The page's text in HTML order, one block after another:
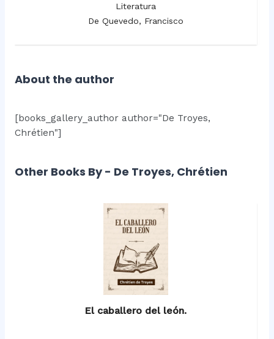
Literatura
De Quevedo, Francisco
About the author
[books_gallery_author author="De Troyes,
Chrétien"]
Other Books By - De Troyes, Chrétien
El caballero del león.